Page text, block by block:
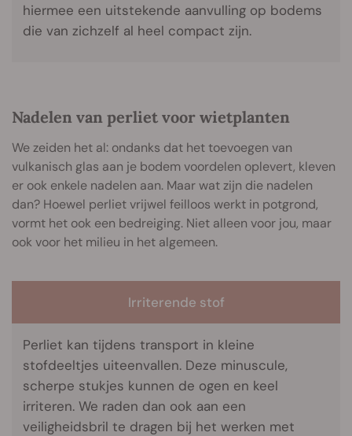
hiermee een uitstekende aanvulling op bodems
die van zichzelf al heel compact zijn.
Nadelen van perliet voor wietplanten
We zeiden het al: ondanks dat het toevoegen van
vulkanisch glas aan je bodem voordelen oplevert, kleven
er ook enkele nadelen aan. Maar wat zijn die nadelen
dan? Hoewel perliet vrijwel feilloos werkt in potgrond,
vormt het ook een bedreiging. Niet alleen voor jou, maar
ook voor het milieu in het algemeen.
Irriterende stof
Perliet kan tijdens transport in kleine
stofdeeltjes uiteenvallen. Deze minuscule,
scherpe stukjes kunnen de ogen en keel
irriteren. We raden dan ook aan een
veiligheidsbril te dragen bij het werken met